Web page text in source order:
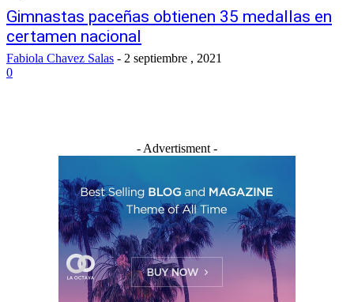
Gimnastas paceñas obtienen 35 medallas en
certamen nacional
Fabiola Chavez Salas - 2 septiembre , 2021
0
- Advertisment -